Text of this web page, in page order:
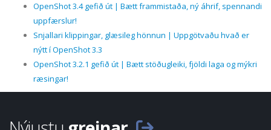
OpenShot 3.4 gefið út | Bætt frammistaða, ný áhrif, spennandi
uppfærslur!
Snjallari klippingar, glæsileg hönnun | Uppgötvaðu hvað er
nýtt í OpenShot 3.3
OpenShot 3.2.1 gefið út | Bætt stöðugleiki, fjöldi laga og mýkri
ræsingar!